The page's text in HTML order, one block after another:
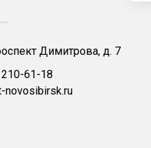
Димитрова, д. 7
61-18
novosibirsk.ru